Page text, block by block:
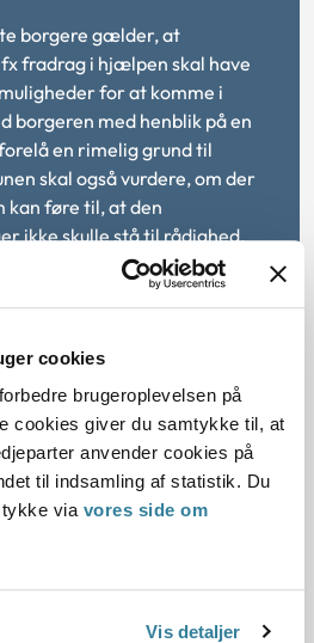
cookies
brugeroplevelsen på
cookies giver du samtykke til, at
anvender cookies på
til indsamling af statistik. Du
via vores side om
Vis detaljer
borgere gælder, at
fradrag i hjælpen skal have
for at komme i
borgeren med henblik på en
en rimelig grund til
skal også vurdere, om der
kan føre til, at den
ikke skulle stå til rådighed.
andet, at størstedelen af de
ville ændre eller hjemvise,
borgere. Vi ser flere eksempler
sig til, om der er tale om
borger.
sig ikke til, om der er
ikke skal stå til rådighed,